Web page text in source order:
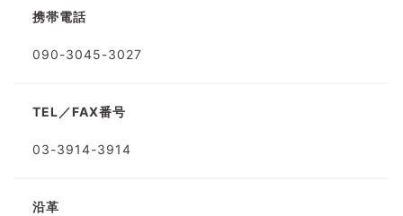
携帯電話
090-3045-3027
TEL／FAX番号
03-3914-3914
沿革